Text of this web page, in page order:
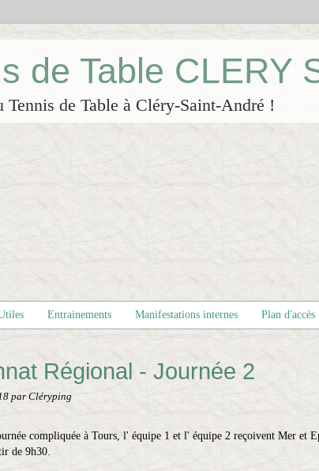
de Table CLERY
Tennis de Table à Cléry-Saint-André !
Entrainements Manifestations internes Plan d'accès
Régional - Journée 2
par Cléryping
compliquée à Tours, l' équipe 1 et l' équipe 2 reçoivent Mer et
de 9h30.